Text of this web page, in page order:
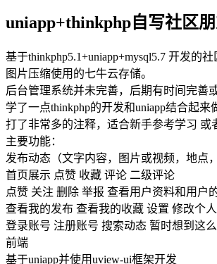
uniapp+thinkphp自写社区
基于thinkphp5.1+uniapp+mysql5.7 开发的
图片压缩使用的七牛云存储。
后台管理系统并未完善，后期有时间完善
学了一点thinkphp的开发和uniapp结合起
打了非常多的注释，适合新手参考学习
主要功能：
发布动态（文字内容，图片或视频，地点
首页展示 点赞 收藏 评论 二级评论
点赞 关注 删除 举报 查看用户资料和用户
查看我的发布 查看我的收藏 设置 修改个
登录账号 注册账号 搜索动态 暂时想到这
前端
基于uniapp并使用uview-ui框架开发